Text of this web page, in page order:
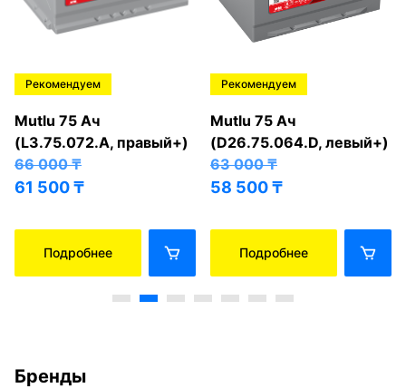
Рекомендуем
Mutlu 75 Ач
(L3.75.072.A, правый+)
66 000₸
61 500₸
Подробнее
Рекомендуем
Mutlu 75 Ач
(D26.75.064.D, левый+)
63 000₸
58 500₸
Подробнее
Бренды